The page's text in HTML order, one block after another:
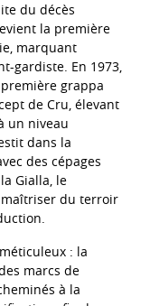
du décès
la première
marquant
gardiste. En 1973,
grappa
de Cru, élevant
un niveau
dans la
des cépages
Gialla, le
maîtriser du terroir
: la
marcs de
à la